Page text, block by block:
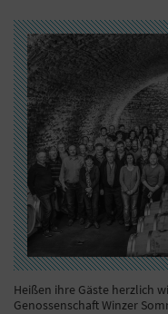
Heißen ihre Gäste herzlich
Genossenschaft Winzer